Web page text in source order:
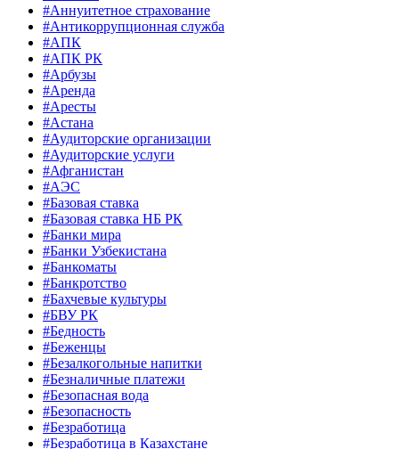
#Аннуитетное страхование
#Антикоррупционная служба
#АПК
#АПК РК
#Арбузы
#Аренда
#Аресты
#Астана
#Аудиторские организации
#Аудиторские услуги
#Афганистан
#АЭС
#Базовая ставка
#Базовая ставка НБ РК
#Банки мира
#Банки Узбекистана
#Банкоматы
#Банкротство
#Бахчевые культуры
#БВУ РК
#Бедность
#Беженцы
#Безалкогольные напитки
#Безналичные платежи
#Безопасная вода
#Безопасность
#Безработица
#Безработица в Казахстане